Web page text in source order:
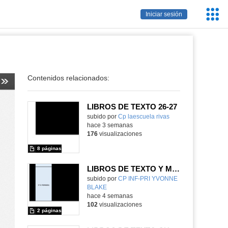
Iniciar sesión
Contenidos relacionados:
LIBROS DE TEXTO 26-27
subido por Cp laescuela rivas
8 páginas
-
hace 3 semanas
176visualizaciones
LIBROS DE TEXTO Y MATERIAL CURRICULAR
subido por CP INF-PRI YVONNE
BLAKE
2 páginas
-
hace 4 semanas
102 visualizaciones